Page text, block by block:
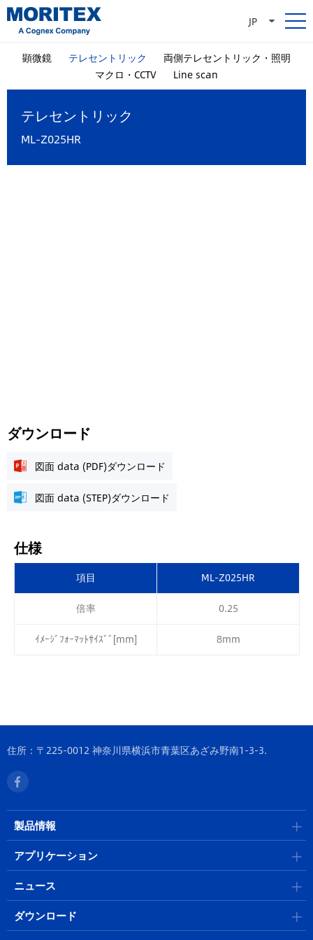
JP
顕微鏡 テレセントリック
両側テレセントリック・照明
マクロ・CCTV
Line scan
テレセントリック
ML-Z025HR
ダウンロード
図面 data (PDF)ダウンロード
図面 data (STEP)ダウンロード
仕様
項目
ML-Z025HR
倍率
0.25
ｲﾒｰｼﾞﾌｫｰﾏｯﾄｻｲｽﾞﾞ[mm]
8mm
住所：〒225-0012 神奈川県横浜市青葉区あざみ野南1-3-3.
製品情報
アプリケーション
ニュース
ダウンロード